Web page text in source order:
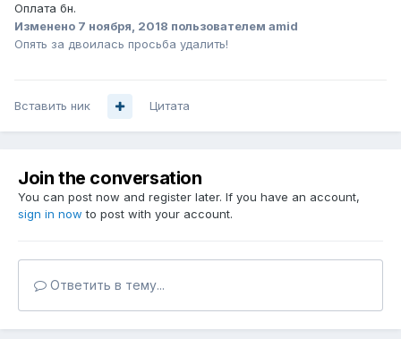
Оплата бн.
Изменено 7 ноября, 2018 пользователем amid
Опять за двоилась просьба удалить!
Вставить ник Цитата
Join the conversation
You can post now and register later. If you have an account,
sign in now to post with your account.
Ответить в тему...